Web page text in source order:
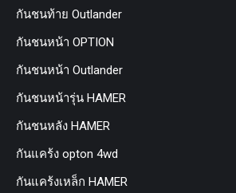
กันชนท้าย Outlander
กันชนหน้า OPTION
กันชนหน้า Outlander
กันชนหน้ารุ่น HAMER
กันชนหลัง HAMER
กันแคร้ง opton 4wd
กันแคร้งเหล็ก HAMER